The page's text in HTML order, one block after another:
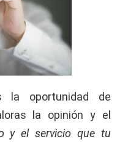
la oportunidad de
la opinión y el
y el servicio que tu